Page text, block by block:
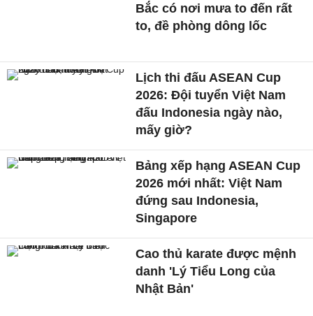
Bắc có nơi mưa to đến rất
to, đề phòng dông lốc
Lịch thi đấu ASEAN Cup
2026: Đội tuyển Việt Nam
đấu Indonesia ngày nào,
mấy giờ?
Bảng xếp hạng ASEAN Cup
2026 mới nhất: Việt Nam
đứng sau Indonesia,
Singapore
Cao thủ karate được mệnh
danh 'Lý Tiểu Long của
Nhật Bản'